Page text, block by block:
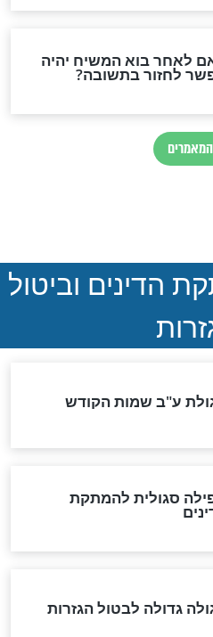
של טראמפ
שקיפות ועם הרבה
על כל השנים"
לחשב את הקץ?